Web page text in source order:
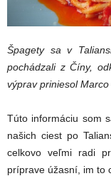
Špagety sa v
pochádzali z Číny,
výprav priniesol
Túto informáciu som
našich ciest po
celkovo veľmi radi
príprave úžasní, im to